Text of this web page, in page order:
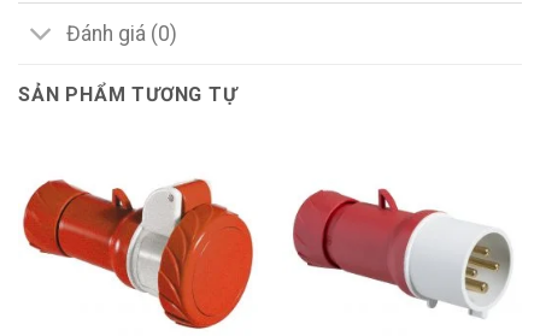
Đánh giá (0)
SẢN PHẨM TƯƠNG TỰ